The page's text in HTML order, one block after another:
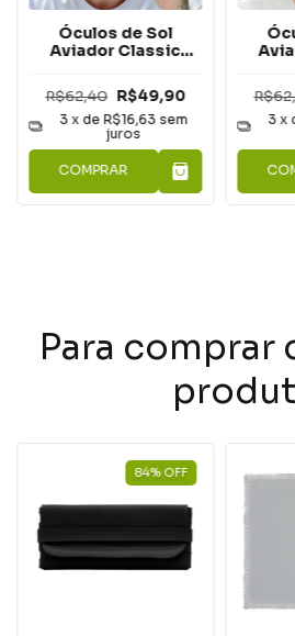
Óculos de Sol
Aviador Classic
R$62,40 R$49,90
3 x deR$16,63 sem
juros
COMPRAR
3 x
Para comprar
84% OFF